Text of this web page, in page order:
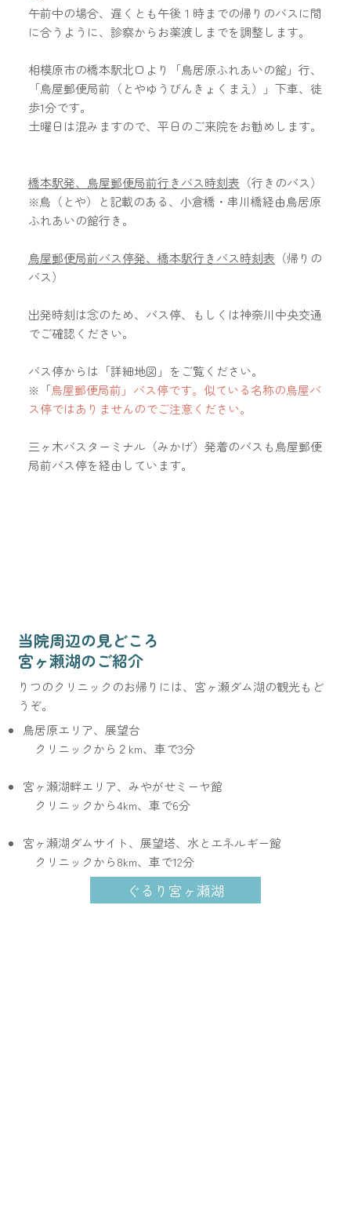
​午前中の場合、遅くとも午後１時までの帰りのバスに間
に合うように、診察からお薬渡しまでを調整します。
相模原市の橋本駅北口より「鳥居原ふれあいの館」行、
「鳥屋郵便局前（とやゆうびんきょくまえ）」下車、徒
歩1分です。
土曜日は混みますので、平日のご来院をお勧めします。
橋本駅発、鳥屋郵便局前行きバス時刻表 （行きのバス）
※鳥 （とや）
と記載のある、小倉橋・串川橋経由鳥居原
ふれあいの館行き。
鳥屋郵便局前バス停発、橋本駅行きバス時刻表 （帰りの
バス）
出発時刻は念のため、バス停、もしくは神奈川中央交通
でご確認ください。
バス停からは「詳細地図」をご覧ください。
※「鳥屋郵便局前」バス停です。似ている名称の鳥屋バ
ス停ではありませんのでご注意ください。
三ヶ木バスターミナル（みかげ）発着のバスも鳥屋郵便
局前バス停を経由しています。
​当院周辺の見どころ
宮ヶ瀬湖のご紹介
りつのクリニックのお帰りには、宮ヶ瀬ダム湖の観光もど
うぞ。
鳥居原エリア、展望台
クリニックから２km、車で3分
宮ヶ瀬湖畔エリア、みやがせミーヤ館
クリニックから4km、車で6分
宮ヶ瀬湖ダムサイト、展望塔、水とエネルギー館
​ クリニックから8km、車で12分
ぐるり宮ヶ瀬湖